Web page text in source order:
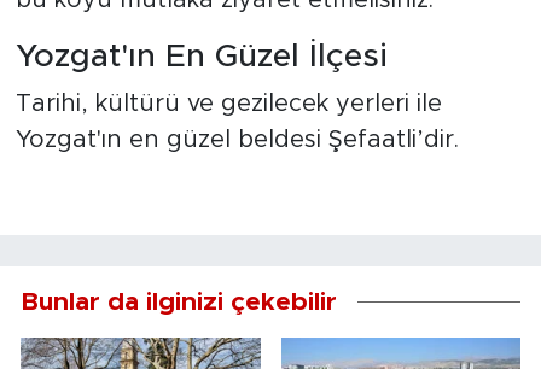
Yozgat'ın En Güzel İlçesi
Tarihi, kültürü ve gezilecek yerleri ile
Yozgat'ın en güzel beldesi Şefaatli’dir.
Bunlar da ilginizi çekebilir